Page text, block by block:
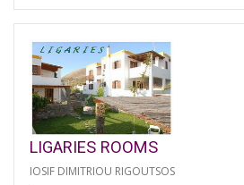
LIGARIES ROOMS
IOSIF DIMITRIOU RIGOUTSOS